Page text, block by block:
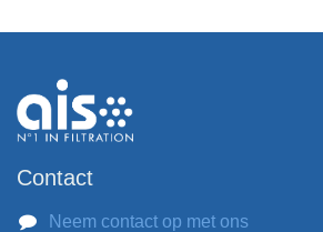
Contact
Neem contact op met ons